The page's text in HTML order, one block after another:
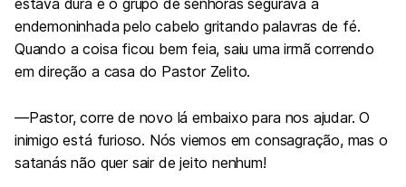
estava dura e o grupo de senhoras segurava a
endemoninhada pelo cabelo gritando palavras de fé.
Quando a coisa ficou bem feia, saiu uma irmã correndo
em direção a casa do Pastor Zelito.
—Pastor, corre de novo lá embaixo para nos ajudar. O
inimigo está furioso. Nós viemos em consagração, mas o
satanás não quer sair de jeito nenhum!